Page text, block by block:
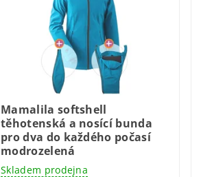
Mamalila softshell
těhotenská a nosící bunda
pro dva do každého počasí
modrozelená
Skladem prodejna